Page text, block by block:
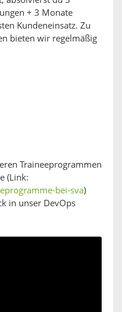
+ 3 Monate
Kundeneinsatz. Zu
bieten wir regelmäßig
Traineeprogrammen
(Link:
bei-sva)
in unser DevOps